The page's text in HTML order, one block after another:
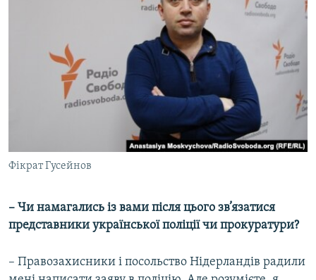
Фікрат Гусейнов
– Чи намагались із вами після цього зв’язатися
представники української поліції чи прокуратури?
– Правозахисники і посольство Нідерландів радили